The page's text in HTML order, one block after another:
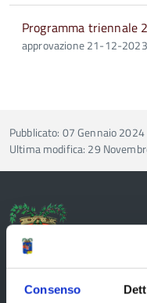
Consenso
Programma triennale
approvazione 21-12-2023
Pubblicato: 07 Gennaio 2024
Ultima modifica: 29